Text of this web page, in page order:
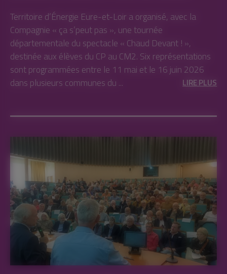
Territoire d’Énergie Eure-et-Loir a organisé, avec la
Compagnie « ça s’peut pas », une tournée
départementale du spectacle « Chaud Devant ! »,
destinée aux élèves du CP au CM2. Six représentations
sont programmées entre le 11 mai et le 16 juin 2026
dans plusieurs communes du ...
LIRE PLUS